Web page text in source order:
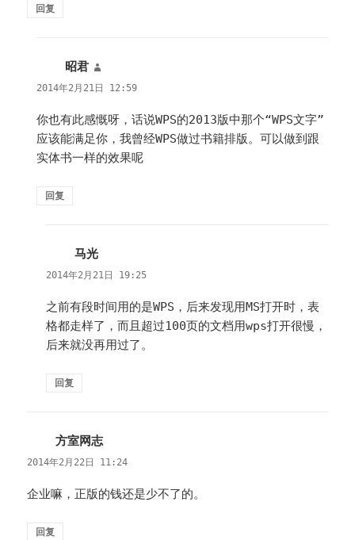
回复
昭君
道：
2014年2月21日 12:59
你也有此感慨呀，话说WPS的2013版中那个“WPS文字”
应该能满足你，我曾经WPS做过书籍排版。可以做到跟
实体书一样的效果呢
回复
马光
道：
2014年2月21日 19:25
之前有段时间用的是WPS，后来发现用MS打开时，表
格都走样了，而且超过100页的文档用wps打开很慢，
后来就没再用过了。
回复
方室网志说
道：
2014年2月22日 11:24
企业嘛，正版的钱还是少不了的。
回复